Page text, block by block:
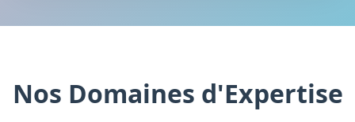
Nos Domaines d'Expertise